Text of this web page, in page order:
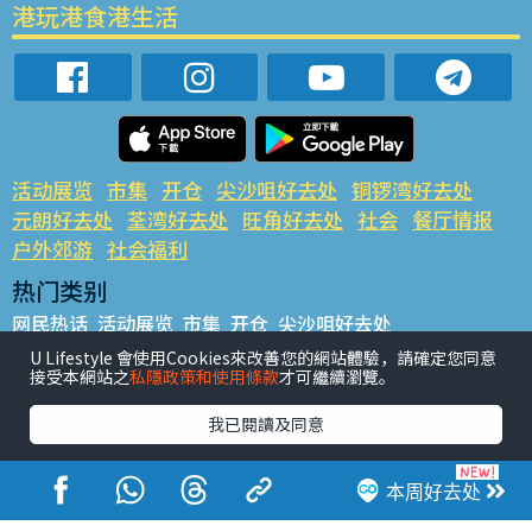
本周好去处
港玩港食港生活
活动展览 市集 开仓 尖沙咀好去处 铜锣湾好去处
元朗好去处 荃湾好去处 旺角好去处 社会 餐厅情报
户外郊游 社会福利
热门类别
网民热话 活动展览 市集 开仓 尖沙咀好去处
铜锣湾好去处 元朗好去处 荃湾好去处 旺角好去处 社会
餐厅情报 户外郊游
热门标签
#UGO揾好去处 #人气活动推介 #美食社群热话
#亲子玩乐好去处
#ULifestyle应用程式
#限时抢
#UJetso礼物放送
#ULifestyle商户中心 #著数 #网络热话
U Lifestyle 會使用Cookies來改善您的網站體驗，請確定您同意
接受本網站之私隱政策和使用條款才可繼續瀏覽。
我已閱讀及同意